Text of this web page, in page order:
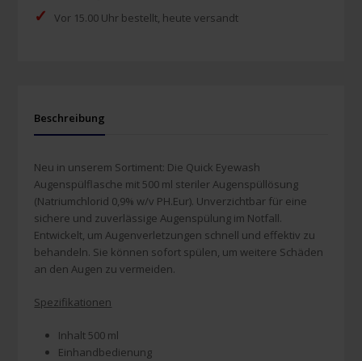
✓ Vor 15.00 Uhr bestellt, heute versandt
Beschreibung
Neu in unserem Sortiment: Die Quick Eyewash
Augenspülflasche mit 500 ml steriler Augenspüllösung
(Natriumchlorid 0,9% w/v PH.Eur). Unverzichtbar für eine
sichere und zuverlässige Augenspülung im Notfall.
Entwickelt, um Augenverletzungen schnell und effektiv zu
behandeln. Sie können sofort spülen, um weitere Schäden
an den Augen zu vermeiden.
Spezifikationen
Inhalt 500 ml
Einhandbedienung